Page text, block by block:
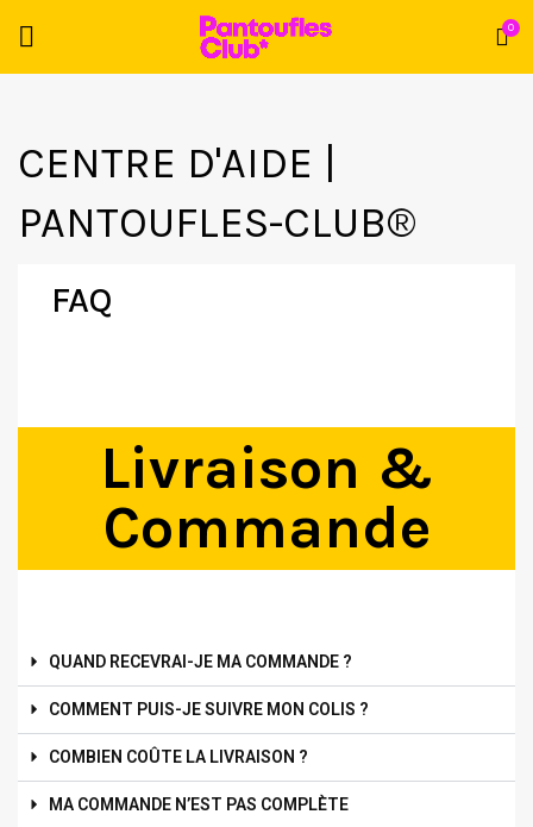
0
CENTRE D'AIDE |
PANTOUFLES-CLUB®
FAQ
Livraison &
Commande
QUAND RECEVRAI-JE MA COMMANDE ?
COMMENT PUIS-JE SUIVRE MON COLIS ?
COMBIEN COÛTE LA LIVRAISON ?
MA COMMANDE N’EST PAS COMPLÈTE